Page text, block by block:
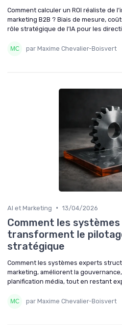
Comment calculer un ROI réaliste de
marketing B2B ? Biais de mesure,
rôle stratégique de l’IA pour les
par Maxime Chevalier-Boisvert
AI et Marketing • 13/04/2026
Comment les
transforment le
stratégique
Comment les systèmes experts
marketing, améliorent la
planification média, tout en restant
par Maxime Chevalier-Boisvert